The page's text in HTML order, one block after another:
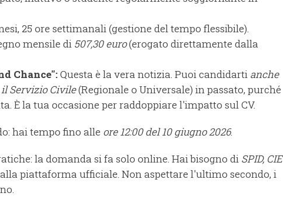
25 ore settimanali (gestione del tempo flessibile).
mensile di 507,30 euro(erogato direttamente dalla
Chance":Questa è la vera notizia. Puoi candidarti anche
Servizio Civile(Regionale o Universale) in passato, purché
È la tua occasione per raddoppiare l'impatto sul CV.
hai tempo fino alle ore 12:00 del 10 giugno 2026.
la domanda si fa solo online. Hai bisogno di SPID, CIE
piattaforma ufficiale. Non aspettare l'ultimo secondo, i